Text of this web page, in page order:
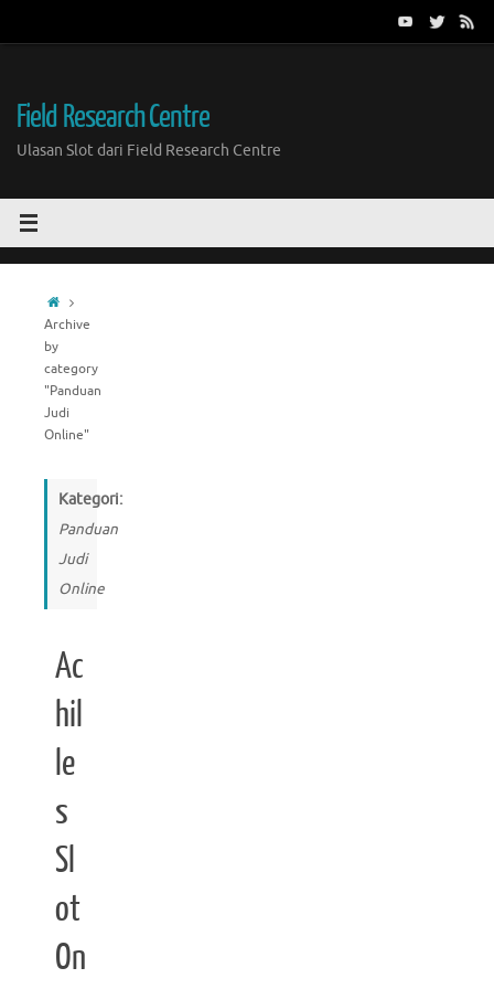
Field Research Centre
Ulasan Slot dari Field Research Centre
Home
Archive
by
category
"Panduan
Judi
Online"
Kategori:
Panduan
Judi
Online
Ac
hil
le
s
Sl
ot
On